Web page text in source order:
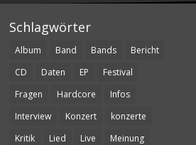
Schlagwörter
Album Band Bands
Bericht
CD
Daten EP
Festival
Fragen
Hardcore
Infos
Interview
Konzert
konzerte
Kritik
Lied Live
Meinung